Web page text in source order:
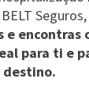
Seguros,
e encontras
para ti e
destino.